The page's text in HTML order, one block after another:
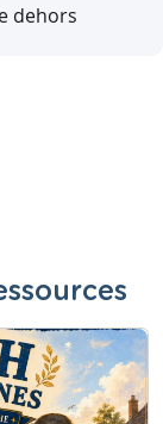
dehors